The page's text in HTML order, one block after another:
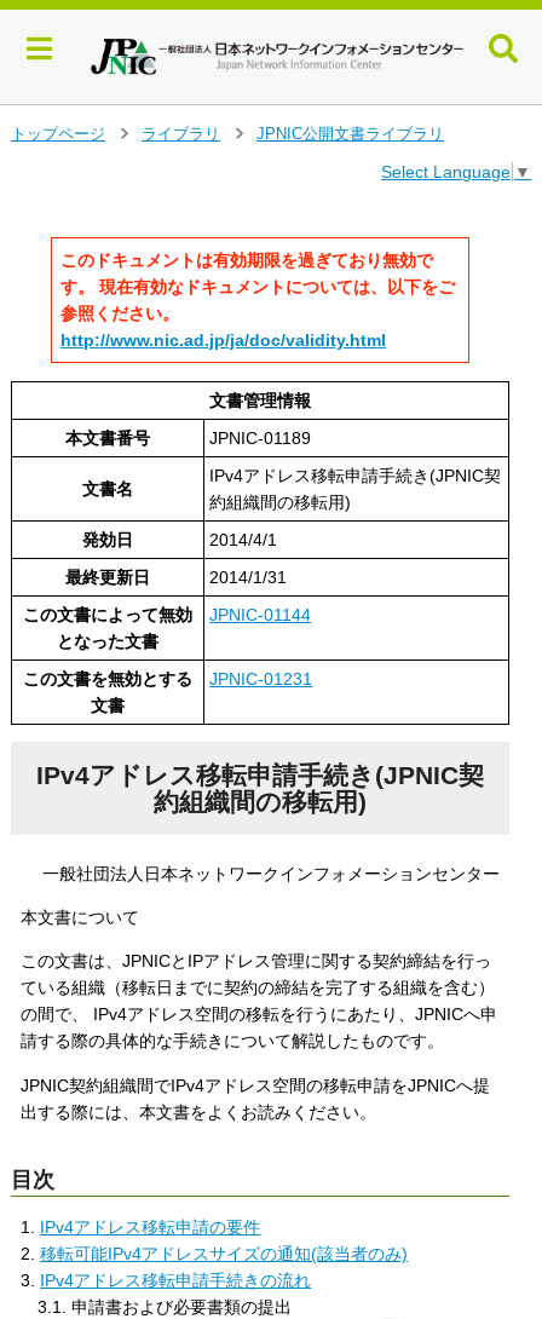
プ
トップページ
ライブラリ
JPNIC公開文書ライブラリ
Select Language ▼
このドキュメントは有効期限を過ぎており無効で
す。 現在有効なドキュメントについては、以下をご
参照ください。
http://www.nic.ad.jp/ja/doc/validity.html
文書管理情報
本文書番号
JPNIC-01189
文書名
IPv4アドレス移転申請手続き(JPNIC契
約組織間の移転用)
発効日
2014/4/1
最終更新日
2014/1/31
この文書によって無効
となった文書
JPNIC-01144
この文書を無効とする
文書
JPNIC-01231
IPv4アドレス移転申請手続き(JPNIC契
約組織間の移転用)
一般社団法人日本ネットワークインフォメーションセンター
本文書について
この文書は、JPNICとIPアドレス管理に関する契約締結を行っ
ている組織（移転日までに契約の締結を完了する組織を含む）
の間で、 IPv4アドレス空間の移転を行うにあたり、JPNICへ申
請する際の具体的な手続きについて解説したものです。
JPNIC契約組織間でIPv4アドレス空間の移転申請をJPNICへ提
出する際には、本文書をよくお読みください。
目次
1. IPv4アドレス移転申請の要件
2.移転可能IPv4アドレスサイズの通知(該当者のみ)
3. IPv4アドレス移転申請手続きの流れ
3.1. 申請書および必要書類の提出